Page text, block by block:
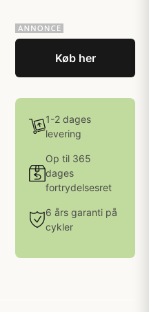
Køb her
1-2 dages
levering
Op til 365
dages
fortrydelsesret
6 års garanti på
cykler